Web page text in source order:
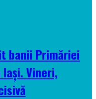
banii Primăriei
Iași. Vineri,